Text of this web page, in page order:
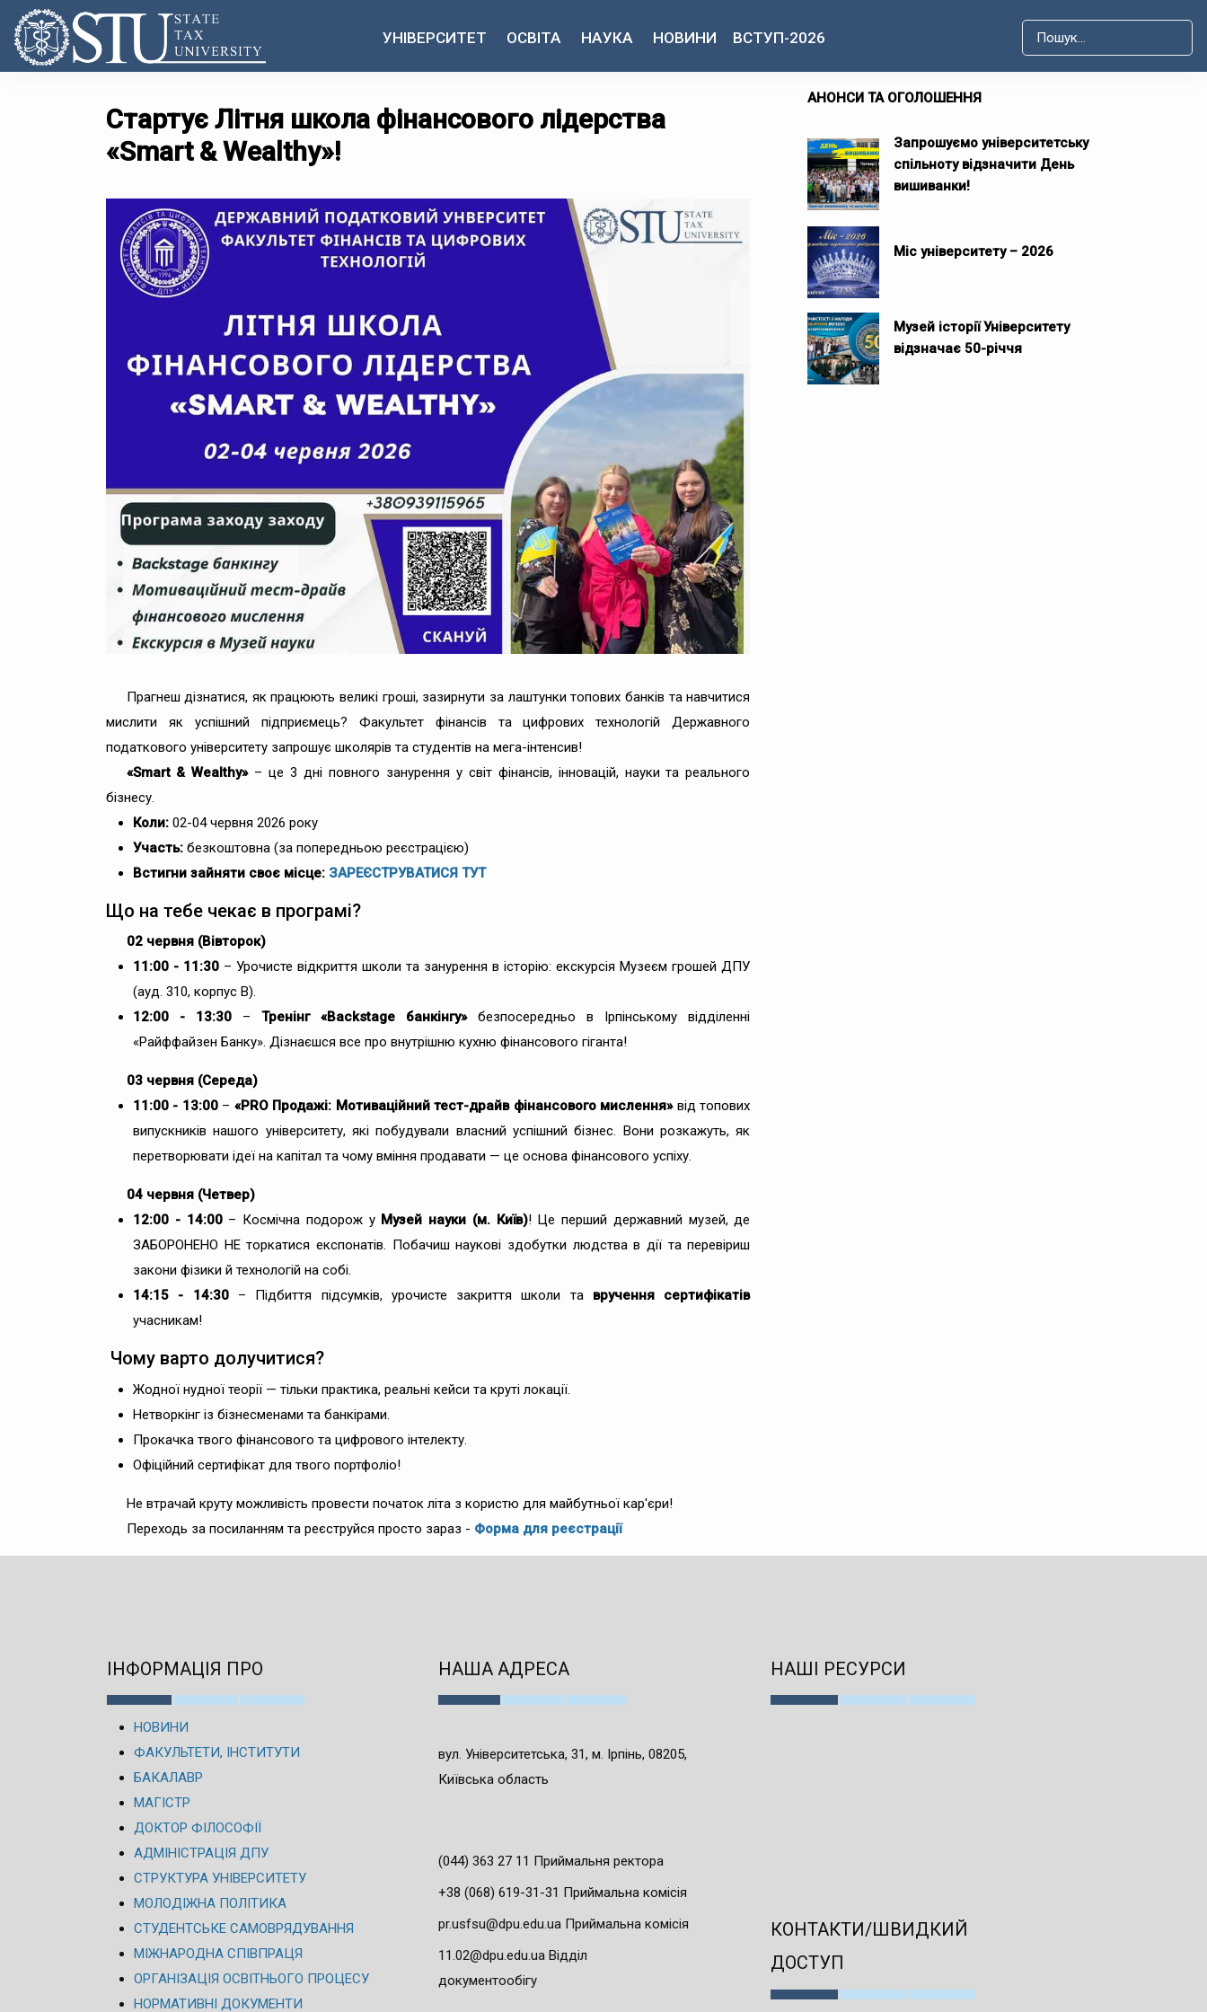
УНІВЕРСИТЕТ ОСВІТА НАУКА НОВИНИ ВСТУП-2026
Стартує Літня школа фінансового лідерства
«Smart & Wealthy»!
Прагнеш дізнатися, як працюють великі гроші, зазирнути за лаштунки топових банків та навчитися
мислити як успішний підприємець? Факультет фінансів та цифрових технологій Державного
податкового університету запрошує школярів та студентів на мега-інтенсив!
«Smart & Wealthy»– це 3 дні повного занурення у світ фінансів, інновацій, науки та реального
бізнесу.
Коли: 02-04 червня 2026 року
Участь: безкоштовна (за попередньою реєстрацією)
Встигни зайняти своє місце: ЗАРЕЄСТРУВАТИСЯ ТУТ
Що на тебе чекає в програмі?
02 червня (Вівторок)
11:00 - 11:30 – Урочисте відкриття школи та занурення в історію: екскурсія Музеєм грошей ДПУ
(ауд. 310, корпус В).
12:00 - 13:30 –Тренінг «Backstage банкінгу»безпосередньо в Ірпінському відділенні
«Райффайзен Банку». Дізнаєшся все про внутрішню кухню фінансового гіганта!
03 червня (Середа)
11:00 - 13:00– «PRO Продажі: Мотиваційний тест-драйв фінансового мислення»від топових
випускників нашого університету, які побудували власний успішний бізнес. Вони розкажуть, як
перетворювати ідеї на капітал та чому вміння продавати — це основа фінансового успіху.
04 червня (Четвер)
12:00 - 14:00– Космічна подорож у Музей науки (м. Київ)! Це перший державний музей, де
ЗАБОРОНЕНО НЕ торкатися експонатів. Побачиш наукові здобутки людства в дії та перевіриш
закони фізики й технологій на собі.
14:15 - 14:30– Підбиття підсумків, урочисте закриття школи та вручення сертифікатів
учасникам!
Чому варто долучитися?
Жодної нудної теорії — тільки практика, реальні кейси та круті локації.
Нетворкінг із бізнесменами та банкірами.
Прокачка твого фінансового та цифрового інтелекту.
Офіційний сертифікат для твого портфоліо!
Не втрачай круту можливість провести початок літа з користю для майбутньої кар'єри!
Переходь за посиланням та реєструйся просто зараз - Форма для реєстрації
АНОНСИ ТА ОГОЛОШЕННЯ
Запрошуємо університетську
спільноту відзначити День
вишиванки!
Міс університету – 2026
Музей історії Університету
відзначає 50-річчя
ІНФОРМАЦІЯ ПРО
НОВИНИ
ФАКУЛЬТЕТИ, ІНСТИТУТИ
БАКАЛАВР
МАГІСТР
ДОКТОР ФІЛОСОФІЇ
АДМІНІСТРАЦІЯ ДПУ
СТРУКТУРА УНІВЕРСИТЕТУ
МОЛОДІЖНА ПОЛІТИКА
СТУДЕНТСЬКЕ САМОВРЯДУВАННЯ
МІЖНАРОДНА СПІВПРАЦЯ
ОРГАНІЗАЦІЯ ОСВІТНЬОГО ПРОЦЕСУ
НОРМАТИВНІ ДОКУМЕНТИ
НАША АДРЕСА
вул. Університетська, 31, м. Ірпінь, 08205,
Київська область
(044) 363 27 11 Приймальня ректора
+38 (068) 619-31-31 Приймальна комісія
pr.usfsu@dpu.edu.ua Приймальна комісія
11.02@dpu.edu.ua Відділ
документообігу
НАШІ РЕСУРСИ
КОНТАКТИ/ШВИДКИЙ
ДОСТУП